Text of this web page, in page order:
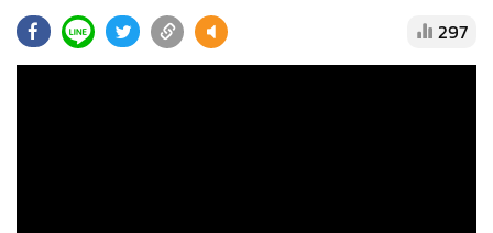
• ผู้จัดการรายวัน
• คอลัมนิสต์
297